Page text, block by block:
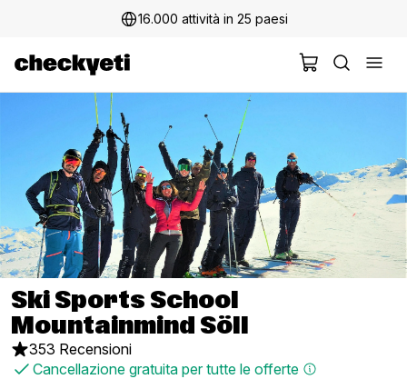
16.000 attività in 25 paesi
Ski Sports School
Mountainmind Söll
353 Recensioni
Cancellazione gratuita per tutte le offerte